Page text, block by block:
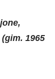
1965